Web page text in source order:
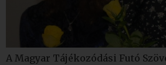
A Magyar Tájékozódási Futó